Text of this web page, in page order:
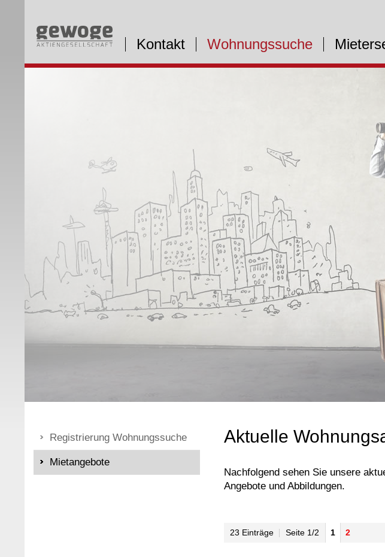
Kontakt Wohnungssuche
Registrierung Wohnungssuche
Mietangebote
Aktuelle
Nachfolgend sehen Sie unsere
Angebote und Abbildungen.
23 Einträge Seite 1/2 1 2